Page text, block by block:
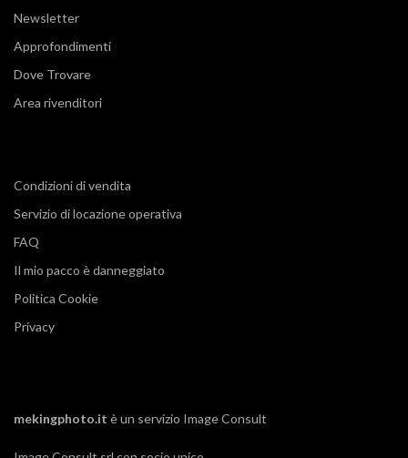
Newsletter
Approfondimenti
Dove Trovare
Area rivenditori
Condizioni di vendita
Servizio di locazione operativa
FAQ
Il mio pacco è danneggiato
Politica Cookie
Privacy
mekingphoto.it è un servizio Image Consult